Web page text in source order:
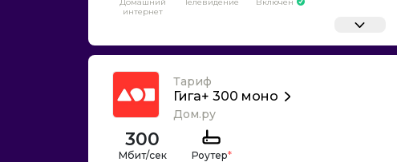
интернет
Тариф
Гига+ 300 моно
Дом.ру
300
Роутер*